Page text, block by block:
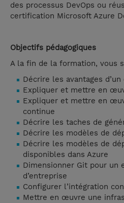
des processus DevOps ou
certification Microsoft Azure
Objectifs pédagogiques
A la fin de la formation, vous
Décrire les avantages
Expliquer et mettre en
Expliquer et mettre en
continue
Décrire les taches de
Décrire les modèles de
Décrire les modèles de
disponibles dans Azure
Dimensionner Git pour un
d’entreprise
Configurer l’intégration
Mettre en œuvre une